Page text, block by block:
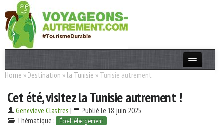
Actualités
T. Responsable
Destinations
Home » Destination » la Tunisie » Tunisie autrement
Cet été, visitez la Tunisie autrement !
Geneviève Clastres |
Publié le 18 juin 2025
Thèmatique :
Éco-Hébergement